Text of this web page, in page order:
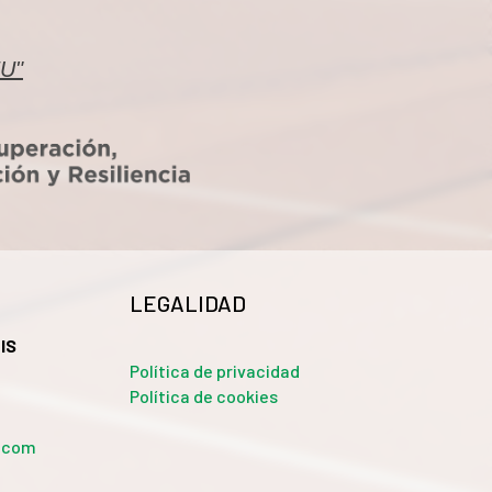
LEGALIDAD
Política de privacidad
Política de cookies